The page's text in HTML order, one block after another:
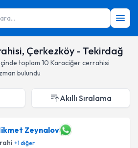
Çerkezköy - Tekirdağ
toplam 10 Karaciğer cerrahisi
bulundu
Akıllı Sıralama
Zeynalov
+1diğer